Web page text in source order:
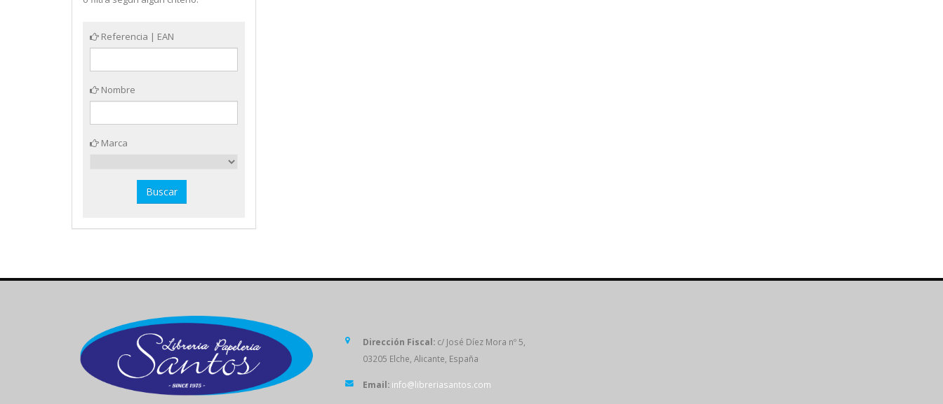
Referencia | EAN
Nombre
Marca
Dirección Fiscal: c/ José Díez Mora nº 5,
03205 Elche, Alicante, España
Email: info@libreriasantos.com